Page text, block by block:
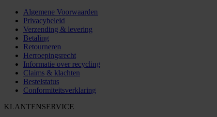
Algemene Voorwaarden
Privacybeleid
Verzending & levering
Betaling
Retourneren
Herroepingsrecht
Informatie over recycling
Claims & klachten
Bestelstatus
Conformiteitsverklaring
KLANTENSERVICE